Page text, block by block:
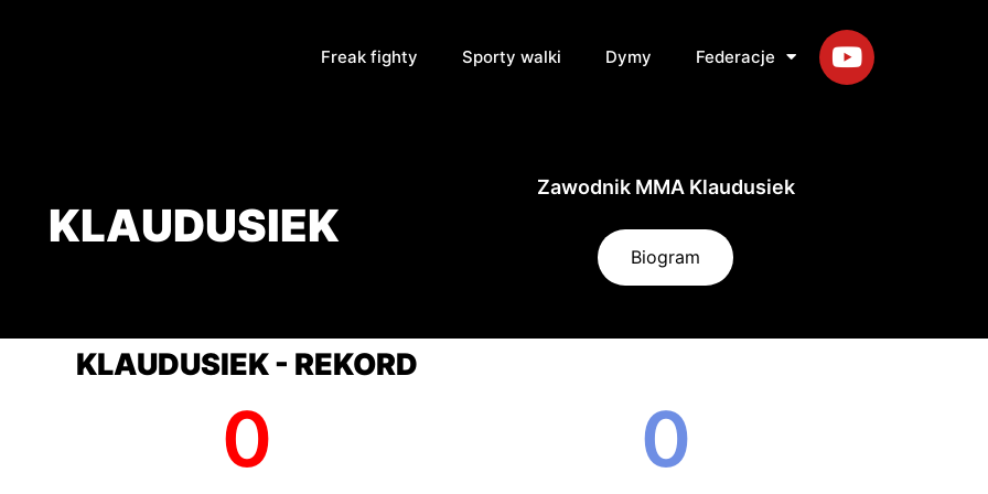
Freak fighty Sporty walki Dymy Federacje
KLAUDUSIEK
Zawodnik MMA Klaudusiek
Biogram
KLAUDUSIEK - REKORD
0 0